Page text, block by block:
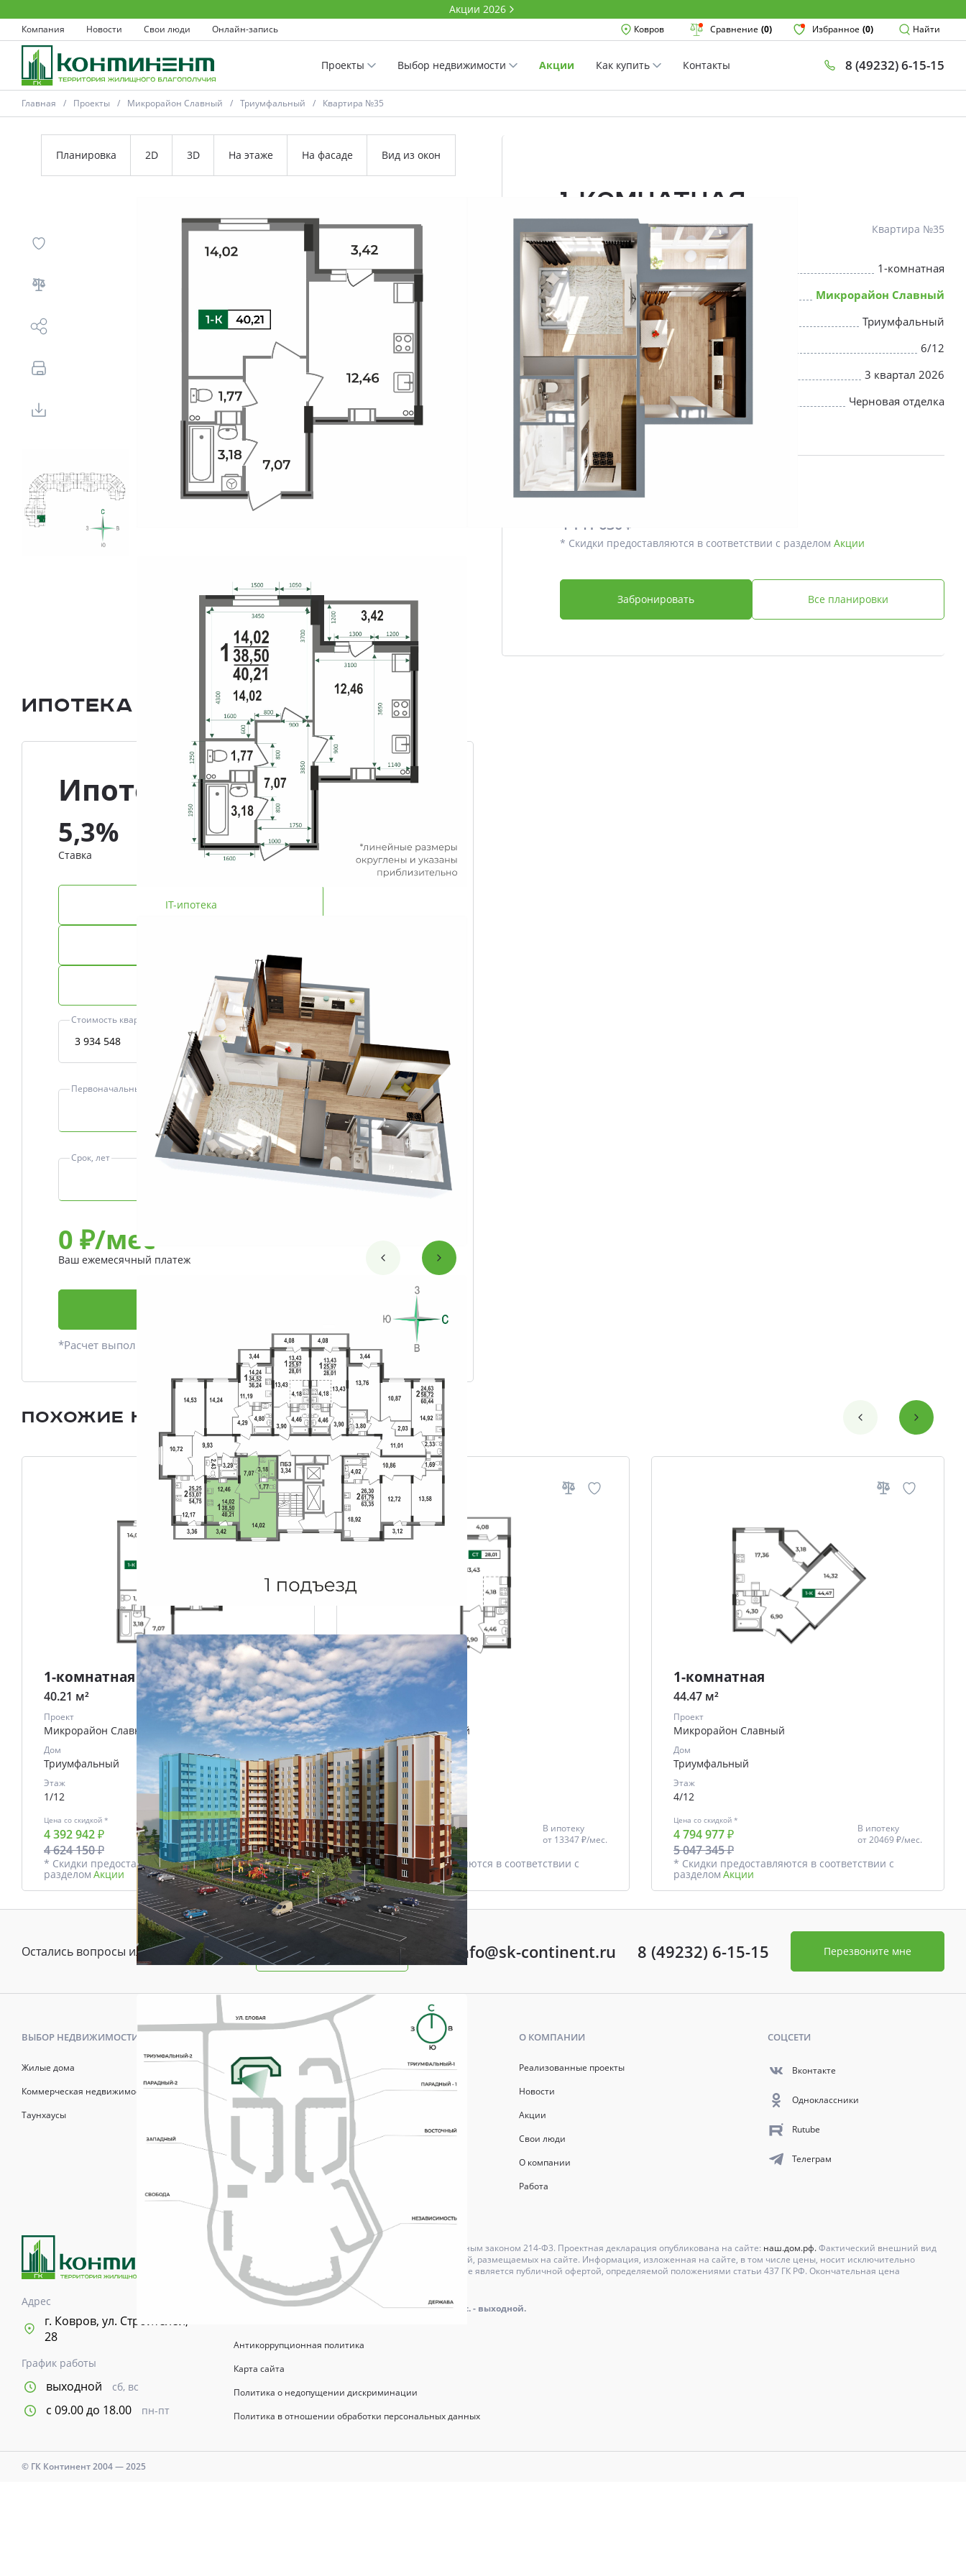
Акции 2026
Компания Новости Свои люди Онлайн-запись Ковров Сравнение (0) Избранное (0) Найти
Проекты Выбор недвижимости Акции Как купить Контакты 8 (49232) 6-15-15
×
Ковров
Проекты
Свои Люди
Офис продаж
О компании
Онлайн-запись
Главная Проекты Микрорайон Славный Триумфальный Квартира №35
Поиск
Планировка 2D 3D На этаже На фасаде Вид из окон
1-комнатная
40.21 м² Квартира №35
Комнатность 1-комнатная
Проект Микрорайон Славный
Дом Триумфальный
Этаж 6/12
Срок сдачи 3 квартал 2026
Отделка Черновая отделка
Дополнительно
Цена со скидкой *
3 934 548 ₽
4 141 630 ₽
* Скидки предоставляются в соответствии с разделом Акции
Забронировать Все планировки
* Скидки предоставляются в
Ипотека и Рассрочка
Ипотека
5,3%
Ставка
IT-ипотека
Базовая ипотека
Стоимость квартиры, ₽
Первоначальный взнос, ₽
Срок, лет
0 ₽/мес
Ваш ежемесячный платеж
*Расчет выполнен приблизительно
Похожие квартиры Все планировки
1-комнатная
40.21 м²
Проект
Микрорайон Славный
Дом
Триумфальный
Этаж
1/12
Цена со скидкой *
4 392 942 ₽
4 624 150 ₽
В ипотеку
от18753 ₽/мес.
* Скидки предоставляются в соответствии с
разделом Акции
Студия
28.01 м²
Проект
Микрорайон Славный
Дом
Триумфальный
Этаж
2/12
Цена со скидкой *
3 126 616 ₽
3 291 175 ₽
В ипотеку
от 13347 ₽/мес.
* Скидки предоставляются в соответствии с
разделом Акции
1-комнатная
44.47 м²
Проект
Микрорайон Славный
Дом
Триумфальный
Этаж
4/12
Цена со скидкой *
4 794 977 ₽
5 047 345 ₽
В ипотеку
от20469 ₽/мес.
* Скидки предоставляются в соответствии с
разделом Акции
Остались вопросы или предложения? Задать вопрос info@sk-continent.ru 8 (49232) 6-15-15 Перезвоните мне
ВЫБОР НЕДВИЖИМОСТИ
Жилые дома
Коммерческая недвижимость
Таунхаусы
Калькулятор ипотеки
Рассрочка
Материнский капитал
О КОМПАНИИ
Реализованные проекты
Новости
Акции
Свои люди
О компании
Работа
СОЦСЕТИ
Вконтакте
Одноклассники
Rutube
Телеграм
Адрес
г. Ковров, ул. Строителей,
28
График работы
выходной сб, вс
с 09.00 до 18.00 пн-пт
Продажи осуществляются в соответствии с Федеральным законом 214-Ф3. Проектная декларация опубликована на сайте: наш.дом.рф.Фактический внешний вид
возводимых зданий может отличаться от изображений, размещаемых на сайте. Информация, изложенная на сайте, в том числе цены, носит исключительно
информационный характер и ни при каких условиях не является публичной офертой, определяемой положениями статьи 437 ГК РФ. Окончательная цена
указывается в договоре.
Время и дни работы сайта: пн.-пт.: 9.00 - 18.00, сб., вс. - выходной.
Антикоррупционная политика
Карта сайта
Политика о недопущении дискриминации
Политика в отношении обработки персональных данных
© ГК Континент 2004 — 2025